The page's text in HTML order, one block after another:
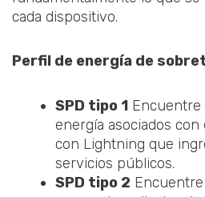
cada dispositivo.
Perfil de energía de
SPD tipo 1 Encuentre
energía asociados
con Lightning que
servicios públicos.
SPD tipo 2